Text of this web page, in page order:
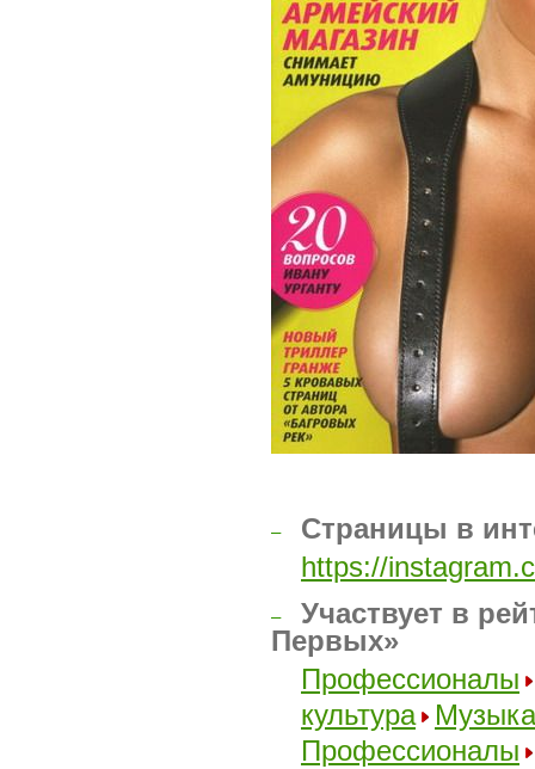
–
Страницы в
https://
–
Участвует в
Первых»
Профессионалы
культура
Музыка
Профессионалы